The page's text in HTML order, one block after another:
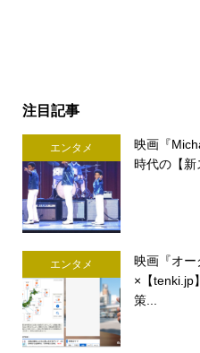
注目記事
エンタメ
映画『
時代の【新
エンタメ
映画『オー
×【tenki.jp
策...